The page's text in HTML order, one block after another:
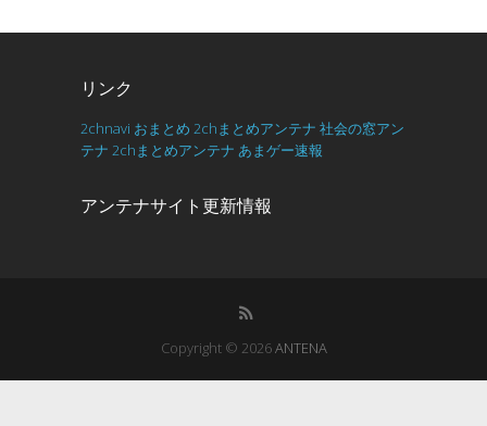
リンク
2chnavi おまとめ 2chまとめアンテナ 社会の窓アン
テナ 2chまとめアンテナ あまゲー速報
アンテナサイト更新情報
Copyright © 2026ANTENA